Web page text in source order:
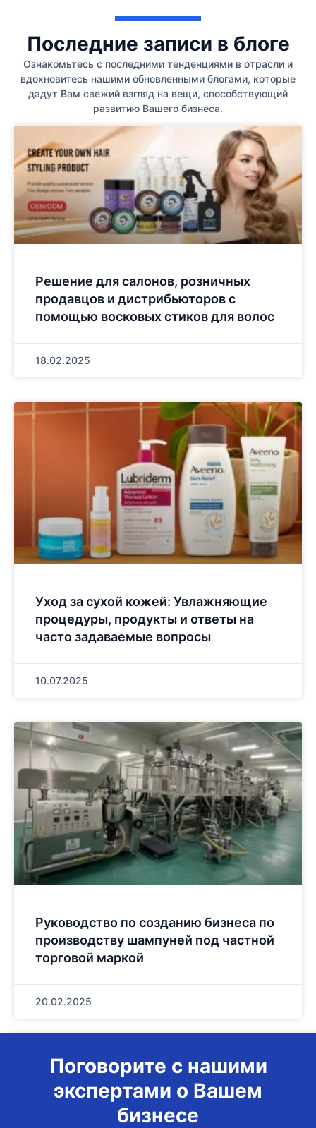
Последние записи в блоге
Ознакомьтесь с последними тенденциями в отрасли и
вдохновитесь нашими обновленными блогами, которые
дадут Вам свежий взгляд на вещи, способствующий
развитию Вашего бизнеса.
Решение для салонов, розничных
продавцов и дистрибьюторов с
помощью восковых стиков для волос
18.02.2025
Уход за сухой кожей: Увлажняющие
процедуры, продукты и ответы на
часто задаваемые вопросы
10.07.2025
Руководство по созданию бизнеса по
производству шампуней под частной
торговой маркой
20.02.2025
Поговорите с нашими
экспертами о Вашем
бизнесе